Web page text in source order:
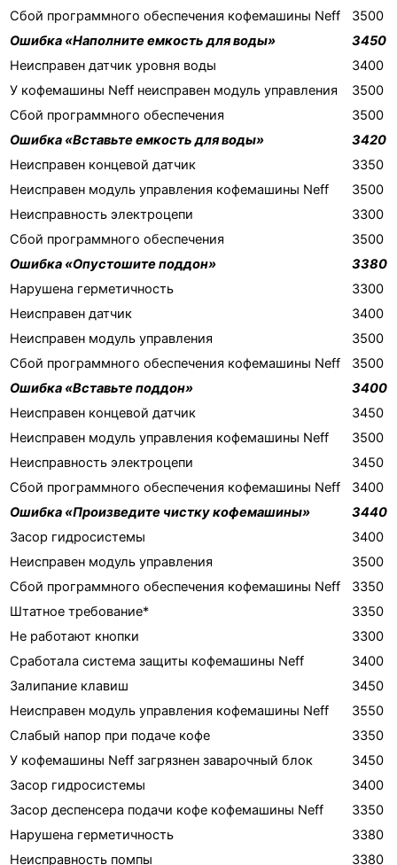
Сбой программного обеспечения кофемашины Neff
3500
Ошибка «Наполните емкость для воды»
3450
Неисправен датчик уровня воды
3400
У кофемашины Neff неисправен модуль управления
3500
Сбой программного обеспечения
3500
Ошибка «Вставьте емкость для воды»
3420
Неисправен концевой датчик
3350
Неисправен модуль управления кофемашины Neff
3500
Неисправность электроцепи
3300
Сбой программного обеспечения
3500
Ошибка «Опустошите поддон»
3380
Нарушена герметичность
3300
Неисправен датчик
3400
Неисправен модуль управления
3500
Сбой программного обеспечения кофемашины Neff
3500
Ошибка «Вставьте поддон»
3400
Неисправен концевой датчик
3450
Неисправен модуль управления кофемашины Neff
3500
Неисправность электроцепи
3450
Сбой программного обеспечения кофемашины Neff
3400
Ошибка «Произведите чистку кофемашины»
3440
Засор гидросистемы
3400
Неисправен модуль управления
3500
Сбой программного обеспечения кофемашины Neff
3350
Штатное требование*
3350
Не работают кнопки
3300
Сработала система защиты кофемашины Neff
3400
Залипание клавиш
3450
Неисправен модуль управления кофемашины Neff
3550
Слабый напор при подаче кофе
3350
У кофемашины Neff загрязнен заварочный блок
3450
Засор гидросистемы
3400
Засор деспенсера подачи кофе кофемашины Neff
3350
Нарушена герметичность
3380
Неисправность помпы
3380